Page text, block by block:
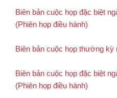
Biên bản cuộc họp đặc biệt
(Phiên họp điều hành)
Biên bản cuộc họp thường kỳ
Biên bản cuộc họp đặc biệt
(Phiên họp điều hành)